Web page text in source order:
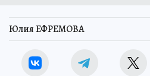
Юлия ЕФРЕМОВА